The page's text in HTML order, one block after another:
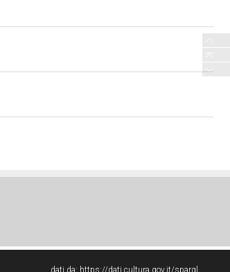
dati da: https://dati.cultura.gov.it/sparql